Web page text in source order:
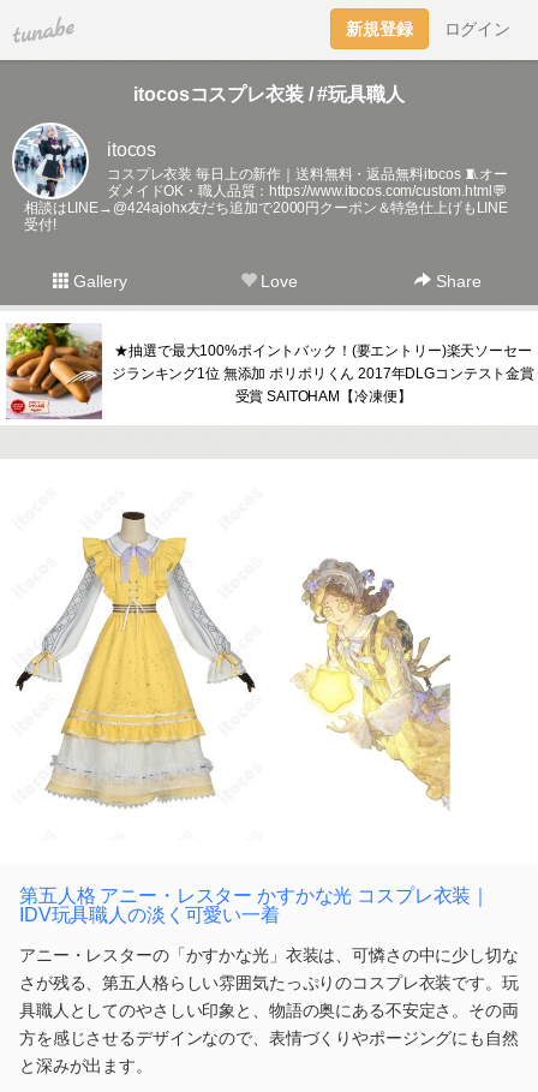
tuna.be 新規登録 ログイン
itocosコスプレ衣装 / #玩具職人
itocos
コスプレ衣装 毎日上の新作｜送料無料・返品無料itocos 🧵オー
ダメイドOK・職人品質： https://www.itocos.com/custom.html💬
相談はLINE→@424ajohx友だち追加で2000円クーポン＆特急仕上げもLINE
受付!
Gallery Love Share
★抽選で最大100%ポイントバック！(要エントリー)楽天ソーセー
ジランキング1位 無添加 ポリポリくん 2017年DLGコンテスト金賞
受賞 SAITOHAM【冷凍便】
第五人格 アニー・レスター かすかな光 コスプレ衣装｜
IDV玩具職人の淡く可愛い一着
アニー・レスターの「かすかな光」衣装は、可憐さの中に少し切な
さが残る、第五人格らしい雰囲気たっぷりのコスプレ衣装です。玩
具職人としてのやさしい印象と、物語の奥にある不安定さ。その両
方を感じさせるデザインなので、表情づくりやポージングにも自然
と深みが出ます。